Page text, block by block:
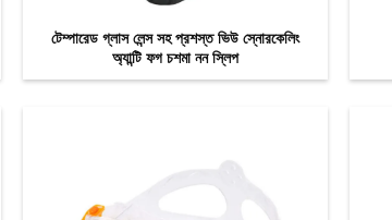
টেম্পারেড গ্লাস লেন্স সহ প্রশস্ত ভিউ স্নোরকেলিং
অ্যান্টি ফগ চশমা নন স্লিপ